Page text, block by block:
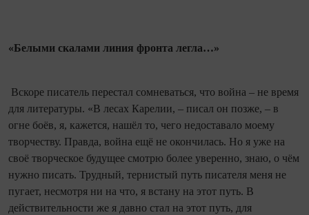
«Белыми скалами линия фронта легла…»
Вскоре писатель перестал сомневаться, что война – не время
для литературы. «В лесах Карелии, – писал он позже, – в
огне боёв, я, кажется, нашёл то, чего недоставало моему
творчеству. Правда, война ещё не окончилась. Но я уже на
своё творческое будущее смотрю более уверенно, знаю, о чём
нужно писать. Трудный, тернистый путь писателя меня не
пугает, несмотря ни на что, я встану на этот путь. В
действительности же я давно стал на этот путь, для